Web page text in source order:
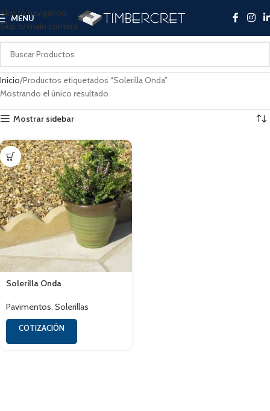
Skip to navigation
Skip to main content
MENU
Inicio Productos etiquetados “Solerilla Onda”
Mostrando el único resultado
Mostrar sidebar
Solerilla Onda
Pavimentos, Solerillas
COTIZACIÓN